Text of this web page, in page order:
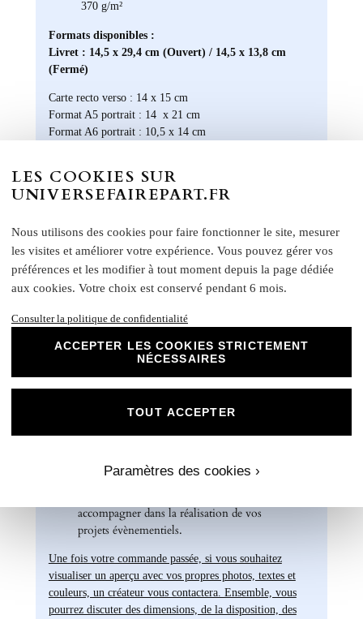
370 g/m²
Formats disponibles :
Livret : 14,5 x 29,4 cm (Ouvert) / 14,5 x 13,8 cm
(Fermé)
Carte recto verso : 14 x 15 cm
Format A5 portrait : 14 x 21 cm
Format A6 portrait : 10,5 x 14 cm
pour convenir à la majorité des bouteilles : 14 x 10 cm
Rond collant: 4 cm
Notre papier Mat Supérieur sont le choix
parfait pour des faire-part de mariage, des
invitations d'anniversaire, des cartes de
remerciements et bien plus encore. Optez
pour ce papier de haute qualité pour un
résultat impeccable qui ravira vos invités et
marquera l'élégance de vos évènements
spéciaux. Laissez libre cours à votre
créativité et personnalisez nos papiers Mat
Supérieur pour créer des souvenirs uniques
d'exception qui répondent à vos attentes les
plus exigeantes. Faites confiance à notre
accompagner dans la réalisation de vos
projets évènementiels.
Une fois votre commande passée, si vous souhaitez
visualiser un aperçu avec vos propres photos, textes et
couleurs, un créateur vous contactera. Ensemble, vous
pourrez discuter des dimensions, de la disposition, des
LES COOKIES SUR
UNIVERSEFAIREPART.FR
Nous utilisons des cookies pour faire fonctionner le site, mesurer
les visites et améliorer votre expérience. Vous pouvez gérer vos
préférences et les modifier à tout moment depuis la page dédiée
aux cookies. Votre choix est conservé pendant 6 mois.
Consulter la politique de confidentialité
ACCEPTER LES COOKIES STRICTEMENT
NÉCESSAIRES
Paramètres des cookies ›
TOUT ACCEPTER